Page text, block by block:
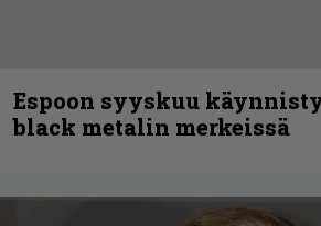
Espoon syyskuu
black metalin merkeissä